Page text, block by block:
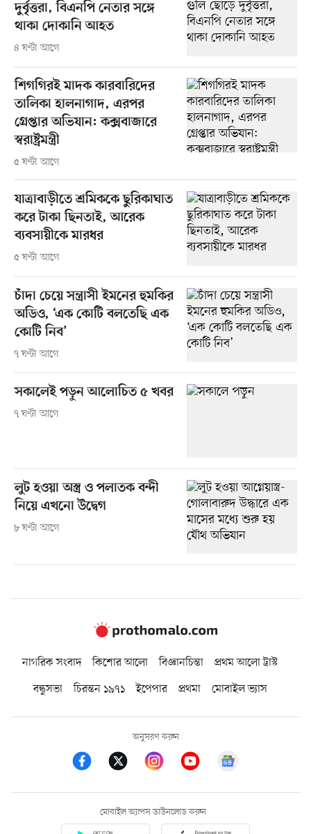
দুর্বৃত্তরা, বিএনপি নেতার সঙ্গে
থাকা দোকানি আহত
৪ ঘণ্টা আগে
শিগগিরই মাদক কারবারিদের
তালিকা হালনাগাদ, এরপর
গ্রেপ্তার অভিযান: কক্সবাজারে
স্বরাষ্ট্রমন্ত্রী
৫ ঘণ্টা আগে
যাত্রাবাড়ীতে শ্রমিককে ছুরিকাঘাত
করে টাকা ছিনতাই, আরেক
ব্যবসায়ীকে মারধর
৫ ঘণ্টা আগে
চাঁদা চেয়ে সন্ত্রাসী ইমনের হুমকির
অডিও, ‘এক কোটি বলতেছি এক
কোটি নিব’
৭ ঘণ্টা আগে
সকালেই পড়ুন আলোচিত ৫ খবর
৭ ঘণ্টা আগে
লুট হওয়া অস্ত্র ও পলাতক বন্দী
নিয়ে এখনো উদ্বেগ
৮ ঘণ্টা আগে
নাগরিক সংবাদ কিশোর আলো বিজ্ঞানচিন্তা
প্রথম আলো ট্রাস্ট
বন্ধুসভা
চিরন্তন ১৯৭১ ইপেপার প্রথমা মোবাইল ভ্যাস
অনুসরণ করুন
মোবাইল অ্যাপস ডাউনলোড করুন